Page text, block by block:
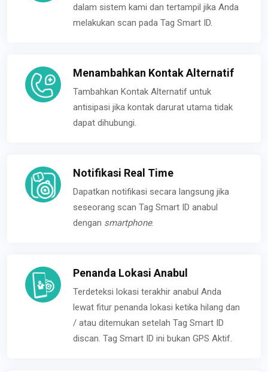
dalam sistem kami dan tertampil jika Anda
melakukan scan pada Tag Smart ID.
Menambahkan Kontak Alternatif
Tambahkan Kontak Alternatif untuk
antisipasi jika kontak darurat utama tidak
dapat dihubungi.
Notifikasi Real Time
Dapatkan notifikasi secara langsung jika
seseorang scan Tag Smart ID anabul
dengan smartphone.
Penanda Lokasi Anabul
Terdeteksi lokasi terakhir anabul Anda
lewat fitur penanda lokasi ketika hilang dan
/ atau ditemukan setelah Tag Smart ID
discan. Tag Smart ID ini bukan GPS Aktif.